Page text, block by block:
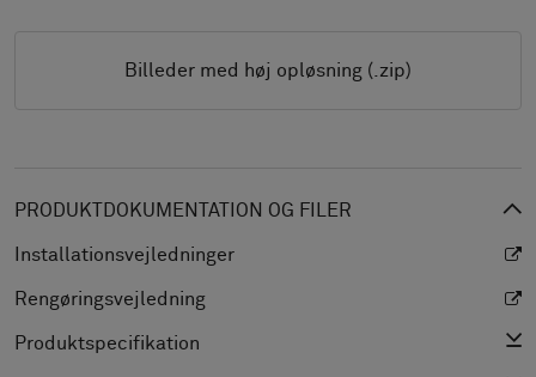
Billeder med høj opløsning (.zip)
PRODUKTDOKUMENTATION OG FILER
Installationsvejledninger
Rengøringsvejledning
Produktspecifikation